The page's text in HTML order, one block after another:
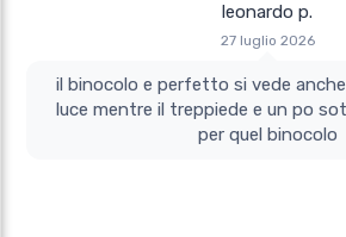
leonardo p.
27 luglio 2026
il binocolo e perfetto si vede anche con pochissima
luce mentre il treppiede e un po
per quel binocolo